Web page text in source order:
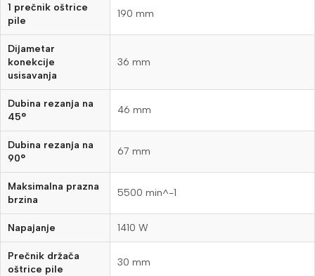
1 prečnik oštrice
pile
190 mm
Dijametar
konekcije
usisavanja
36 mm
Dubina rezanja na
45°
46 mm
Dubina rezanja na
90°
67 mm
Maksimalna prazna
brzina
5500 min^-1
Napajanje 1410 W
Prečnik držača
oštrice pile
30 mm